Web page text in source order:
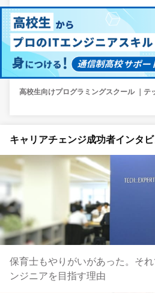
高校生向けプログラミングスクール ｜テ
キャリアチェンジ成功者インタ
保育士もやりがいがあった。そ
ンジニアを目指す理由